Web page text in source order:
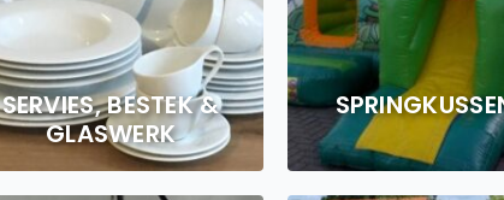
SERVIES, BESTEK &
GLASWERK